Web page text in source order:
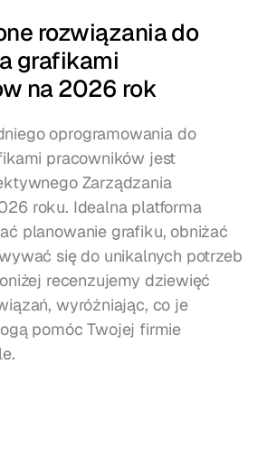
rozwiązania do
grafikami
na 2026 rok
oprogramowania do
pracowników jest
Zarządzania
roku. Idealna platforma
planowanie grafiku, obniżać
się do unikalnych potrzeb
recenzujemy dziewięć
wyróżniając, co je
pomóc Twojej firmie